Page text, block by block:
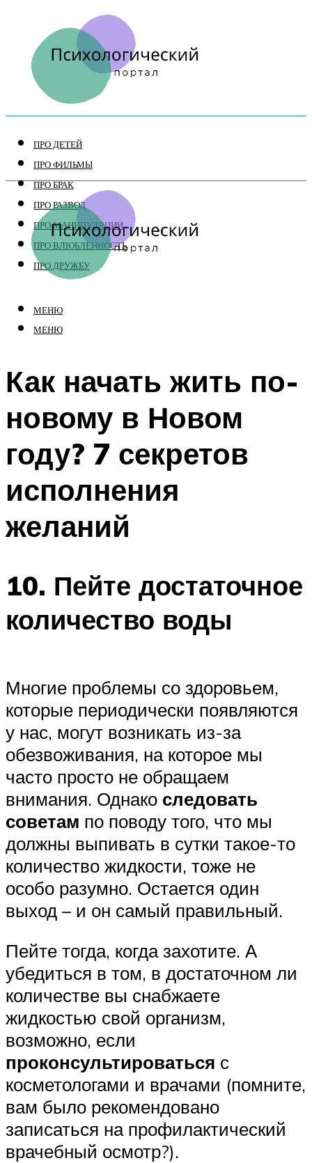
ПРО ДЕТЕЙ
ПРО ФИЛЬМЫ
ПРО БРАК
ПРО РАЗВОД
ПРО МАНИПУЛЯЦИИ
ПРО ВЛЮБЛЕННОСТЬ
ПРО ДРУЖБУ
МЕНЮ
МЕНЮ
Как начать жить по-
новому в Новом
году? 7 секретов
исполнения
желаний
10. Пейте достаточное
количество воды
Многие проблемы со здоровьем,
которые периодически появляются
у нас, могут возникать из-за
обезвоживания, на которое мы
часто просто не обращаем
внимания. Однако следовать
советам по поводу того, что мы
должны выпивать в сутки такое-то
количество жидкости, тоже не
особо разумно. Остается один
выход – и он самый правильный.
Пейте тогда, когда захотите. А
убедиться в том, в достаточном ли
количестве вы снабжаете
жидкостью свой организм,
возможно, если
проконсультироваться с
косметологами и врачами (помните,
вам было рекомендовано
записаться на профилактический
врачебный осмотр?).